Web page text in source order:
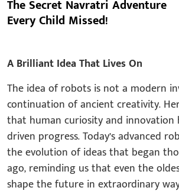
The Secret Navratri Adventure
Every Child Missed!
A Brilliant Idea That Lives On
The idea of robots is not a modern
continuation of ancient creativity.
that human curiosity and innovation
driven progress. Today’s advanced
the evolution of ideas that began
ago, reminding us that even the
shape the future in extraordinary